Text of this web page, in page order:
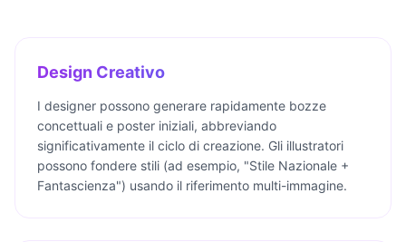
Design Creativo
I designer possono generare rapidamente bozze
concettuali e poster iniziali, abbreviando
significativamente il ciclo di creazione. Gli illustratori
possono fondere stili (ad esempio, "Stile Nazionale +
Fantascienza") usando il riferimento multi-immagine.